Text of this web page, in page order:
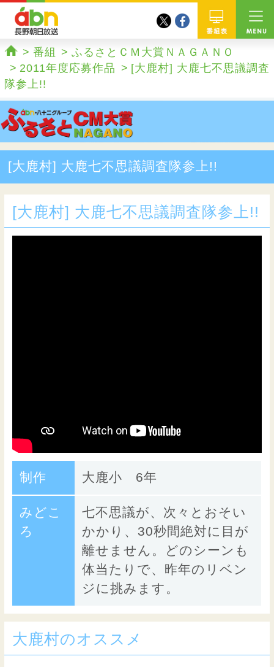
twitterfacebook
ホーム
番組
ふるさとＣＭ大賞ＮＡＧＡＮＯ
2011年度応募作品
[大鹿村] 大鹿七不思議調査
隊参上!!
[大鹿村] 大鹿七不思議調査隊参上!!
[大鹿村] 大鹿七不思議調査隊参上!!
制作 大鹿小 6年
みどこ
ろ
七不思議が、次々とおそい
かかり、30秒間絶対に目が
離せません。どのシーンも
体当たりで、昨年のリベン
ジに挑みます。
大鹿村のオススメ